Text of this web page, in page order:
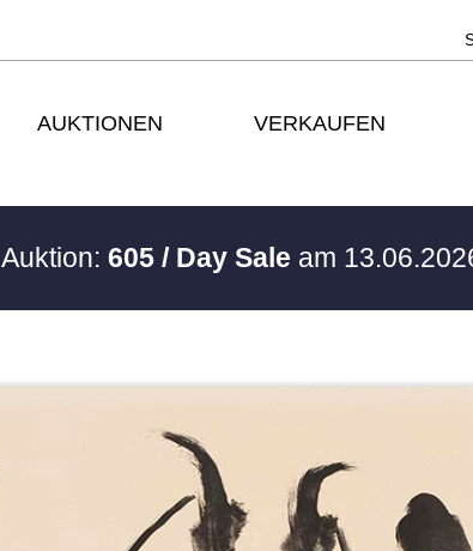
AUKTIONEN VERKAUFEN
Auktion: 605 / Day Sale am